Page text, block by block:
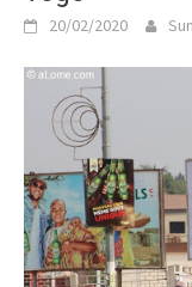
20/02/2020